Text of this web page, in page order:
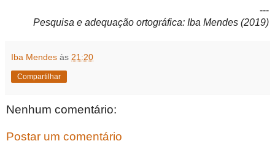
---
Pesquisa e adequação ortográfica: Iba Mendes (2019)
Iba Mendes às 21:20
Compartilhar
Nenhum comentário:
Postar um comentário